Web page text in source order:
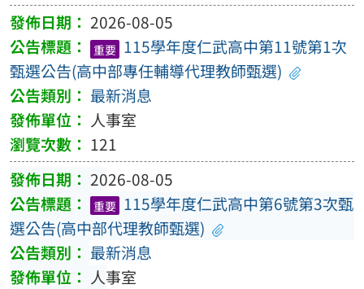
2026-08-05
重要 115學年度仁武高中第11號第1次
甄選公告(高中部專任輔導代理教師甄選)
最新消息
人事室
121
2026-08-05
重要 115學年度仁武高中第6號第3次甄
選公告(高中部代理教師甄選)
最新消息
人事室